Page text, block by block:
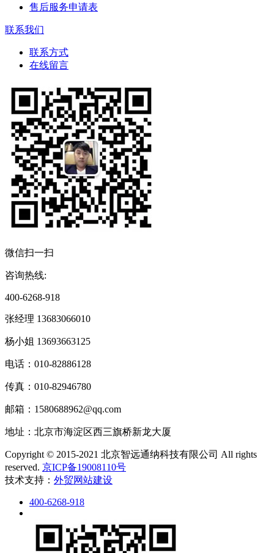
售后服务申请表
联系我们
联系方式
在线留言
微信扫一扫
咨询热线:
400-6268-918
张经理 13683066010
杨小姐 13693663125
电话：010-82886128
传真：010-82946780
邮箱：1580688962@qq.com
地址：北京市海淀区西三旗桥新龙大厦
Copyright © 2015-2021 北京智远通纳科技有限公司 All rights
reserved. 京ICP备19008110号
技术支持： 外贸网站建设
400-6268-918